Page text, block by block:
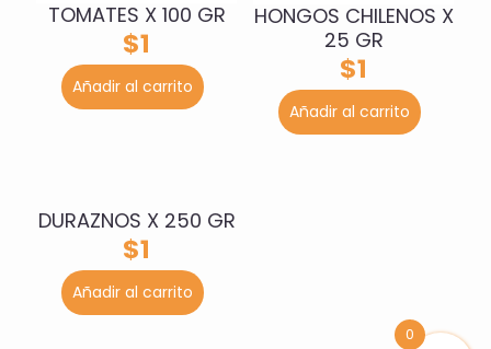
TOMATES X 100 GR
$1
Añadir al carrito
HONGOS CHILENOS X
25 GR
$1
Añadir al carrito
DURAZNOS X 250 GR
$1
Añadir al carrito
0